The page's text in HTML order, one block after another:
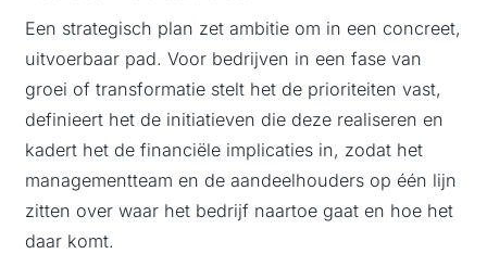
Een strategisch plan zet ambitie om in een concreet,
uitvoerbaar pad. Voor bedrijven in een fase van
groei of transformatie stelt het de prioriteiten vast,
definieert het de initiatieven die deze realiseren en
kadert het de financiële implicaties in, zodat het
managementteam en de aandeelhouders op één lijn
zitten over waar het bedrijf naartoe gaat en hoe het
daar komt.